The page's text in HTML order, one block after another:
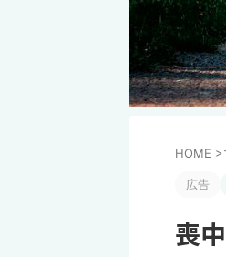
HOME >
広告
喪